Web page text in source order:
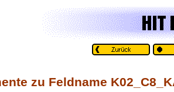
zu Feldname